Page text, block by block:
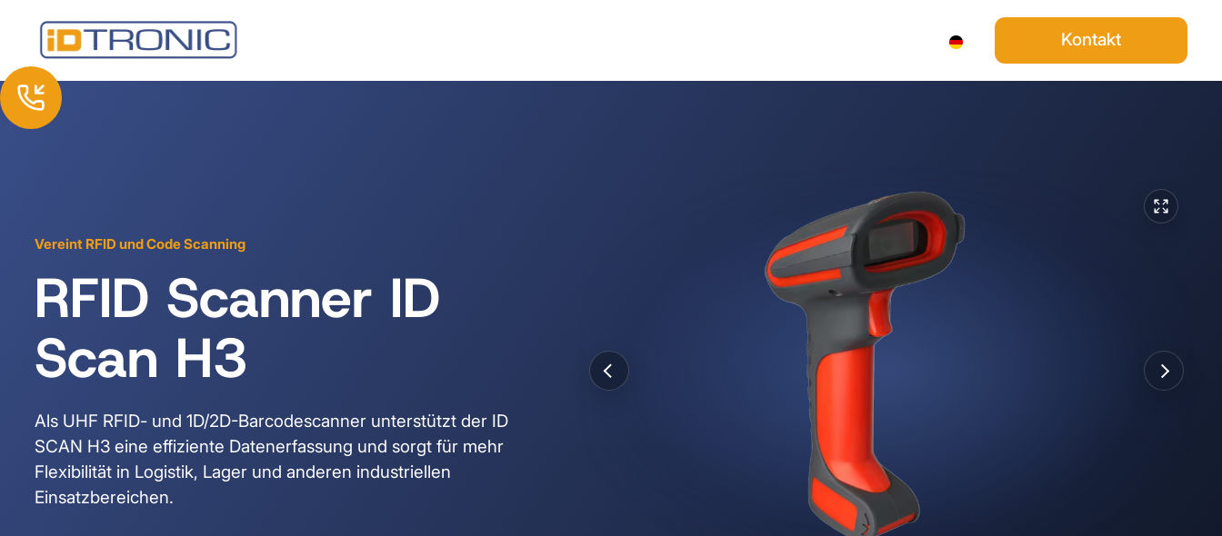
Search DE Kontakt
Vereint RFID und Code Scanning
RFID Scanner ID
Scan H3
Als UHF RFID- und 1D/2D-Barcodescanner unterstützt der ID
SCAN H3 eine effiziente Datenerfassung und sorgt für mehr
Flexibilität in Logistik, Lager und anderen industriellen
Einsatzbereichen.